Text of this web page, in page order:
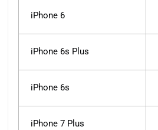
iPhone 6
iPhone 6s Plus
iPhone 6s
iPhone 7 Plus